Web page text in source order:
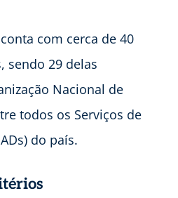
com cerca de 40
sendo 29 delas
Nacional de
todos os Serviços de
do país.